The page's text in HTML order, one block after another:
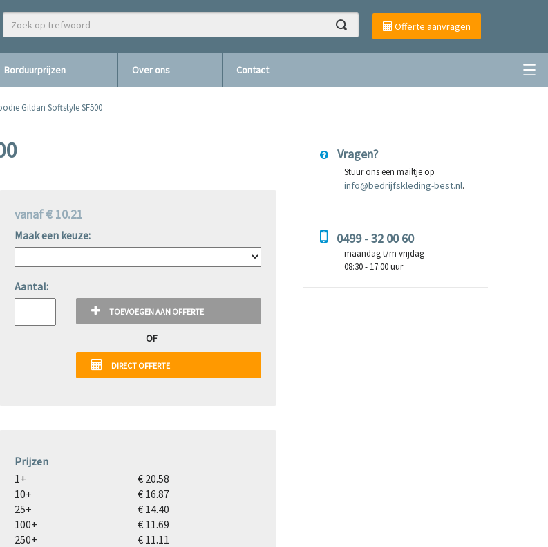
Offerte aanvragen
Borduurprijzen Over ons Contact
Gildan Softstyle SF500
vanaf € 10.21
Maak een keuze:
Aantal:
TOEVOEGEN AAN OFFERTE
OF
DIRECT OFFERTE
Prijzen
1+
€ 20.58
10+
€ 16.87
25+
€ 14.40
100+
€ 11.69
250+
€ 11.11
Vragen?
Stuur ons een mailtje op
info@bedrijfskleding-best.nl.
0499 - 32 00 60
maandag t/m vrijdag
08:30 - 17:00 uur